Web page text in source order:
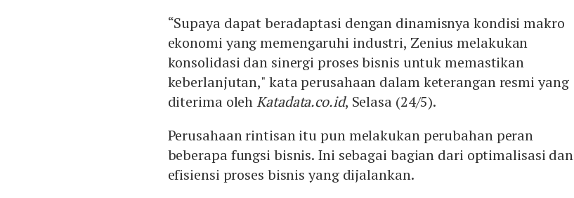
“Supaya dapat beradaptasi dengan dinamisnya kondisi makro
ekonomi yang memengaruhi industri, Zenius melakukan
konsolidasi dan sinergi proses bisnis untuk memastikan
keberlanjutan," kata perusahaan dalam keterangan resmi yang
diterima olehKatadata.co.id, Selasa (24/5).
Perusahaan rintisan itu pun melakukan perubahan peran
beberapa fungsi bisnis. Ini sebagai bagian dari optimalisasi dan
efisiensi proses bisnis yang dijalankan.